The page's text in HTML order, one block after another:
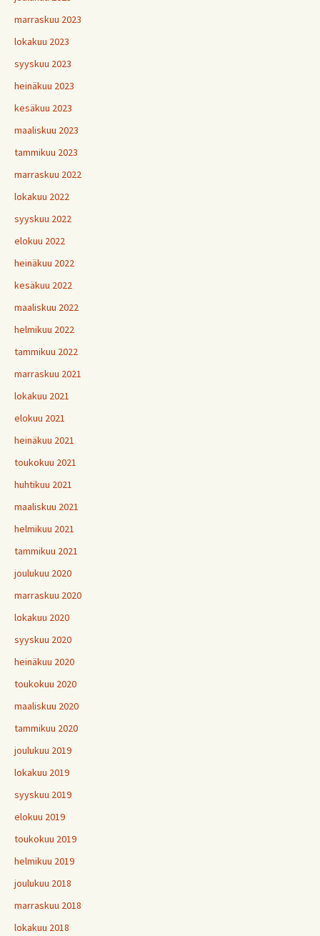
marraskuu 2023
lokakuu 2023
syyskuu 2023
heinäkuu 2023
kesäkuu 2023
maaliskuu 2023
tammikuu 2023
marraskuu 2022
lokakuu 2022
syyskuu 2022
elokuu 2022
heinäkuu 2022
kesäkuu 2022
maaliskuu 2022
helmikuu 2022
tammikuu 2022
marraskuu 2021
lokakuu 2021
elokuu 2021
heinäkuu 2021
toukokuu 2021
huhtikuu 2021
maaliskuu 2021
helmikuu 2021
tammikuu 2021
joulukuu 2020
marraskuu 2020
lokakuu 2020
syyskuu 2020
heinäkuu 2020
toukokuu 2020
maaliskuu 2020
tammikuu 2020
joulukuu 2019
lokakuu 2019
syyskuu 2019
elokuu 2019
toukokuu 2019
helmikuu 2019
joulukuu 2018
marraskuu 2018
lokakuu 2018